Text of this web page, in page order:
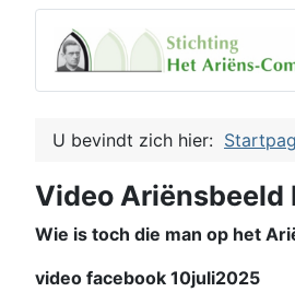
U bevindt zich hier:
Video Ariënsbeeld
Wie is toch die man op het
video facebook 10juli2025